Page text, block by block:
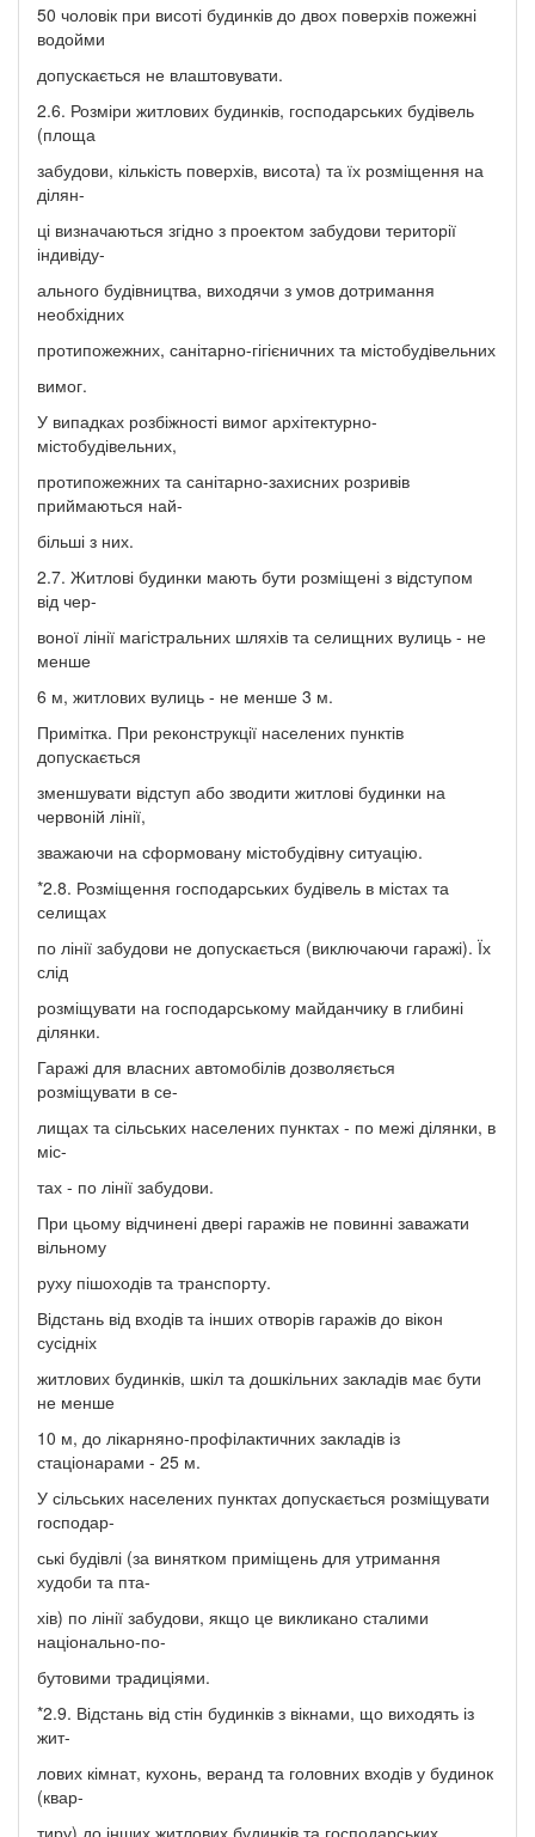
50 чоловік при висоті будинків до двох поверхів пожежні
водойми
допускається не влаштовувати.
2.6. Розміри житлових будинків, господарських будівель
(площа
забудови, кількість поверхів, висота) та їх розміщення на
ділян-
ці визначаються згідно з проектом забудови території
індивіду-
ального будівництва, виходячи з умов дотримання
необхідних
протипожежних, санітарно-гігієничних та містобудівельних
вимог.
У випадках розбіжності вимог архітектурно-
містобудівельних,
протипожежних та санітарно-захисних розривів
приймаються най-
більші з них.
2.7. Житлові будинки мають бути розміщені з відступом
від чер-
воної лінії магістральних шляхів та селищних вулиць - не
менше
6 м, житлових вулиць - не менше 3 м.
Примітка. При реконструкції населених пунктів
допускається
зменшувати відступ або зводити житлові будинки на
червоній лінії,
зважаючи на сформовану містобудівну ситуацію.
*2.8. Розміщення господарських будівель в містах та
селищах
по лінії забудови не допускається (виключаючи гаражі). Їх
слід
розміщувати на господарському майданчику в глибині
ділянки.
Гаражі для власних автомобілів дозволяється
розміщувати в се-
лищах та сільських населених пунктах - по межі ділянки, в
міс-
тах - по лінії забудови.
При цьому відчинені двері гаражів не повинні заважати
вільному
руху пішоходів та транспорту.
Відстань від входів та інших отворів гаражів до вікон
сусідніх
житлових будинків, шкіл та дошкільних закладів має бути
не менше
10 м, до лікарняно-профілактичних закладів із
стаціонарами - 25 м.
У сільських населених пунктах допускається розміщувати
господар-
ські будівлі (за винятком приміщень для утримання
худоби та пта-
хів) по лінії забудови, якщо це викликано сталими
національно-по-
бутовими традиціями.
*2.9. Відстань від стін будинків з вікнами, що виходять із
жит-
лових кімнат, кухонь, веранд та головних входів у будинок
(квар-
тиру) до інших житлових будинків та господарських